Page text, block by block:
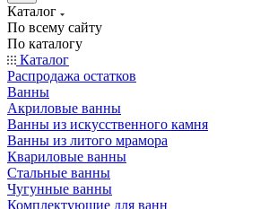
Каталог
По всему сайту
По каталогу
Каталог
Распродажа остатков
Ванны
Акриловые ванны
Ванны из искусственного камня
Ванны из литого мрамора
Квариловые ванны
Стальные ванны
Чугунные ванны
Комплектующие для ванн